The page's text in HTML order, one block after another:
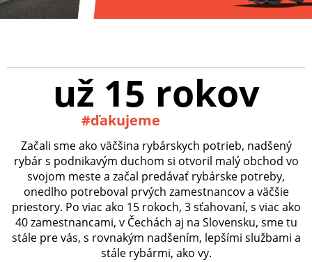
už 15 rokov
#ďakujeme
Začali sme ako väčšina rybárskych potrieb, nadšený
rybár s podnikavým duchom si otvoril malý obchod vo
svojom meste a začal predávať rybárske potreby,
onedlho potreboval prvých zamestnancov a väčšie
priestory. Po viac ako 15 rokoch, 3 sťahovaní, s viac ako
40 zamestnancami, v Čechách aj na Slovensku, sme tu
stále pre vás, s rovnakým nadšením, lepšími službami a
stále rybármi, ako vy.